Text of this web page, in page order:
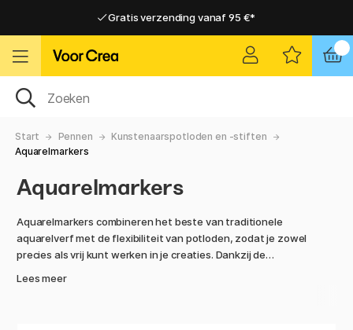
Gratis verzending vanaf 95 €*
Gratis verzending vanaf 95 €*
Start Pennen
Kunstenaarspotloden en -stiften
Aquarelmarkers
Aquarelmarkers
Aquarelmarkers combineren het beste van traditionele
aquarelverf met de flexibiliteit van potloden, zodat je zowel
precies als vrij kunt werken in je creaties. Dankzij de
Lees meer